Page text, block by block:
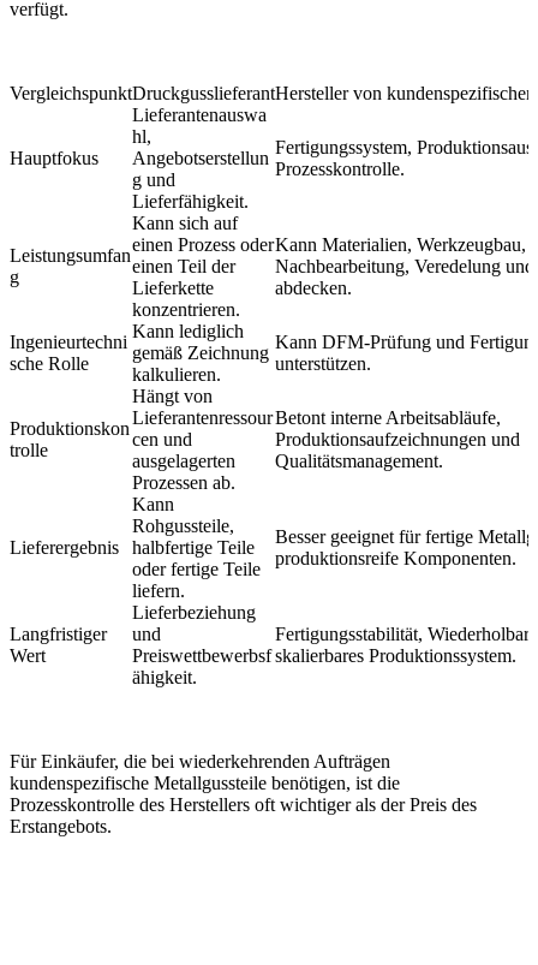
verfügt.
VergleichspunktDruckgusslieferantHersteller von
Hauptfokus
Lieferantenauswa
hl,
Angebotserstellun
g und
Lieferfähigkeit.
Fertigungssystem,
Prozesskontrolle.
Leistungsumfan
g
Kann sich auf
einen Prozess oder
einen Teil der
Lieferkette
konzentrieren.
Kann Materialien, Werkzeugbau,
Nachbearbeitung, Veredelung
abdecken.
Ingenieurtechni
sche Rolle
Kann lediglich
gemäß Zeichnung
kalkulieren.
Kann DFM-Prüfung und
unterstützen.
Produktionskon
trolle
Hängt von
Lieferantenressour
cen und
ausgelagerten
Prozessen ab.
Betont interne Arbeitsabläufe,
Produktionsaufzeichnungen und
Qualitätsmanagement.
Lieferergebnis
Kann
Rohgussteile,
halbfertige Teile
oder fertige Teile
liefern.
Besser geeignet für fertige
produktionsreife Komponenten.
Langfristiger
Wert
Lieferbeziehung
und
Preiswettbewerbsf
ähigkeit.
Fertigungsstabilität,
skalierbares Produktionssystem.
Für Einkäufer, die bei wiederkehrenden Aufträgen
kundenspezifische Metallgussteile benötigen, ist die
Prozesskontrolle des Herstellers oft wichtiger als der Preis des
Erstangebots.